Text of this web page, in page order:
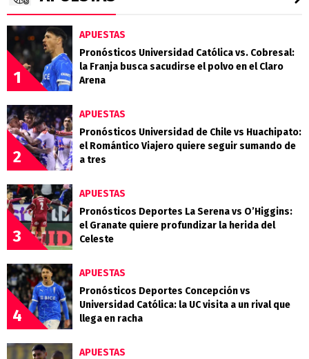
1
APUESTAS
Pronósticos Universidad Católica vs. Cobresal:
la Franja busca sacudirse el polvo en el Claro
Arena
2
APUESTAS
Pronósticos Universidad de Chile vs Huachipato:
el Romántico Viajero quiere seguir sumando de
a tres
3
APUESTAS
Pronósticos Deportes La Serena vs O’Higgins:
el Granate quiere profundizar la herida del
Celeste
4
APUESTAS
Pronósticos Deportes Concepción vs
Universidad Católica: la UC visita a un rival que
llega en racha
APUESTAS